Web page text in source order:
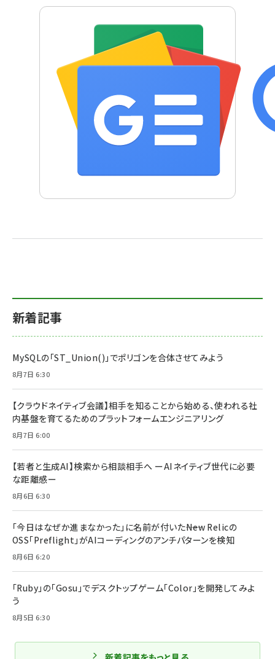
新着記事
MySQLの「ST_Union()」でポリゴンを合体させてみよう
8月7日 6:30
【クラウドネイティブ会議】相手を知ることから始める、使われる社
内基盤を育てるためのプラットフォームエンジニアリング
8月7日 6:00
【若者と生成AI】検索から相談相手へ ーAIネイティブ世代に必要
な距離感ー
8月6日 6:30
「今日はなぜか進まなかった」に名前が付いた――New Relicの
OSS「Preflight」がAIコーディングのアンチパターンを検知
8月6日 6:20
「Ruby」の「Gosu」でデスクトップゲーム「Color」を開発してみよ
う
8月5日 6:30